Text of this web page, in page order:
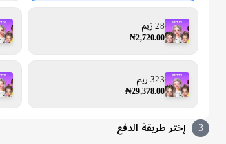
28 زيم
₦2,720.00
323 زيم
₦29,378.00
3 إختر طريقة الدفع